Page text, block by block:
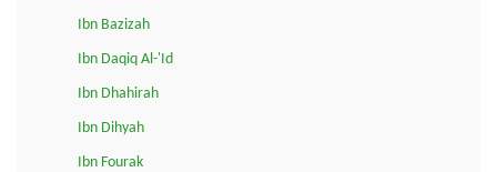
Ibn Bazizah
Ibn Daqiq Al-'Id
Ibn Dhahirah
Ibn Dihyah
Ibn Fourak